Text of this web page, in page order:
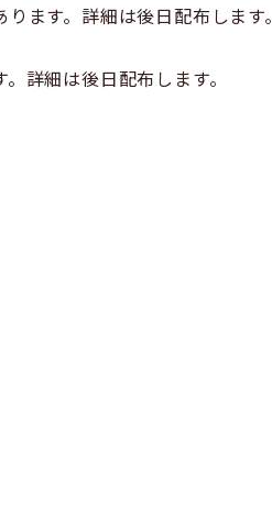
ます。詳細は後日配布します。
詳細は後日配布します。